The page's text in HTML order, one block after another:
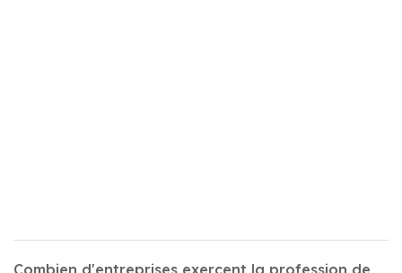
Combien d'entreprises exercent la profession de